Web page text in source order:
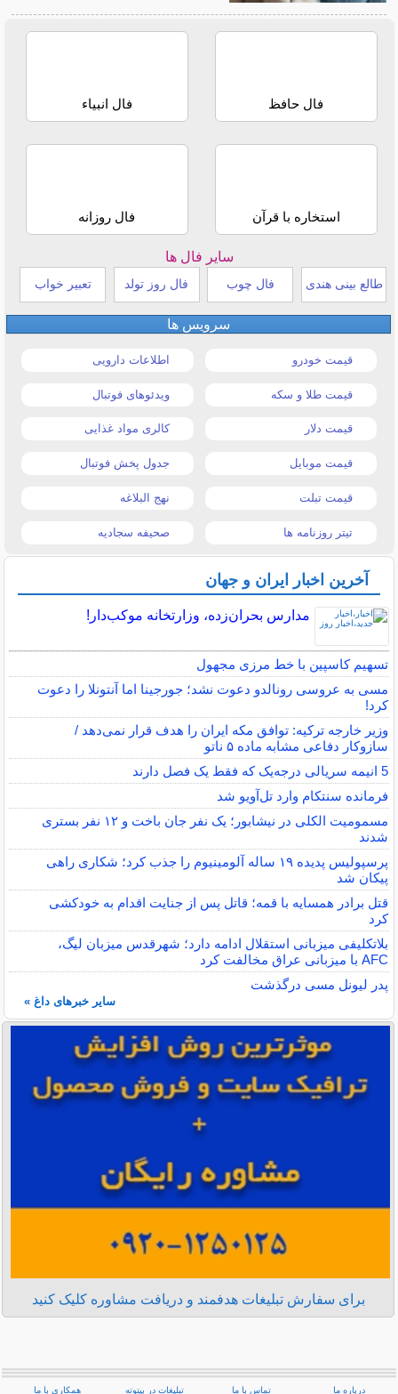
فال حافظ فال انبیاء
استخاره با قرآن فال روزانه
سایر فال ها
طالع بینی هندی فال چوب فال روز تولد تعبیر خواب
سرویس ها
قیمت خودرو اطلاعات دارویی
قیمت طلا و سکه ویدئوهای فوتبال
قیمت دلار کالری مواد غذایی
قیمت موبایل جدول پخش فوتبال
قیمت تبلت نهج البلاغه
تیتر روزنامه ها صحیفه سجادیه
آخرین اخبار ایران و جهان
مدارس بحران‌زده، وزارتخانه موکب‌دار!
تسهیم کاسپین با خط مرزی مجهول
مسی به عروسی رونالدو دعوت نشد؛ جورجینا اما آنتونلا را دعوت
کرد!
وزیر خارجه ترکیه: توافق مکه ایران را هدف قرار نمی‌دهد /
سازوکار دفاعی مشابه ماده ۵ ناتو
5 انیمه سریالی درجه‌یک که فقط یک فصل دارند
فرمانده سنتکام وارد تل‌آویو شد
مسمومیت الکلی در نیشابور؛ یک نفر جان باخت و ۱۲ نفر بستری
شدند
پرسپولیس پدیده ۱۹ ساله آلومینیوم را جذب کرد؛ شکاری راهی
پیکان شد
قتل برادر همسایه با قمه؛ قاتل پس از جنایت اقدام به خودکشی
کرد
بلاتکلیفی میزبانی استقلال ادامه دارد؛ شهرقدس میزبان لیگ،
AFC با میزبانی عراق مخالفت کرد
پدر لیونل مسی درگذشت
سایر خبرهای داغ »
برای سفارش تبلیغات هدفمند و دریافت مشاوره کلیک کنید
درباره ما تماس با ما تبلیغات در بیتوته همکاری با ما